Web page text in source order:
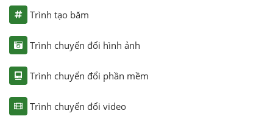
Trình tạo băm
Trình chuyển đổi hình ảnh
Trình chuyển đổi phần mềm
Trình chuyển đổi video